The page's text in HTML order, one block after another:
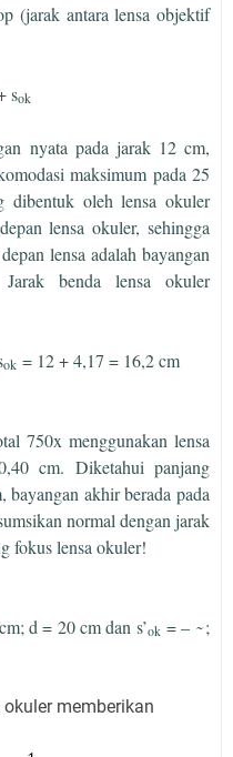
(jarak antara lensa objektif
sok
nyata pada jarak 12 cm,
maksimum pada 25
dibentuk oleh lensa okuler
lensa okuler, sehingga
lensa adalah bayangan
benda lensa okuler
ok = 12 + 4,17 = 16,2 cm
750x menggunakan lensa
cm. Diketahui panjang
akhir berada pada
normal dengan jarak
fokus lensa okuler!
d = 20 cm dan s’ok = – ̴ ;
memberikan